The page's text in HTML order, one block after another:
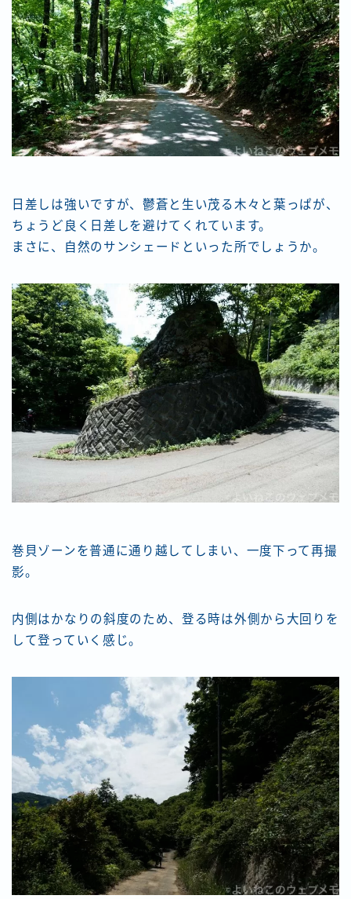
日差しは強いですが、鬱蒼と生い茂る木々と葉っぱが、
ちょうど良く日差しを避けてくれています。
まさに、自然のサンシェードといった所でしょうか。
巻貝ゾーンを普通に通り越してしまい、一度下って再撮
影。
内側はかなりの斜度のため、登る時は外側から大回りを
して登っていく感じ。